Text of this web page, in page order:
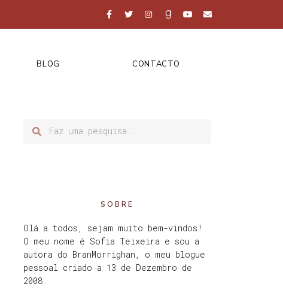
BLOG CONTACTO
SOBRE
Olá a todos, sejam muito bem-vindos!
O meu nome é Sofia Teixeira e sou a
autora do BranMorrighan, o meu blogue
pessoal criado a 13 de Dezembro de
2008.